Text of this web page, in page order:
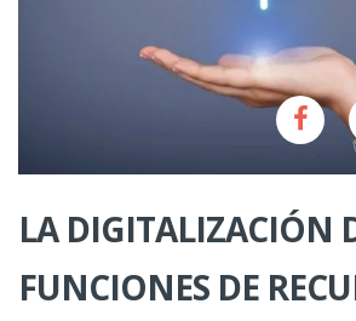
LA DIGITALIZACIÓN
FUNCIONES DE